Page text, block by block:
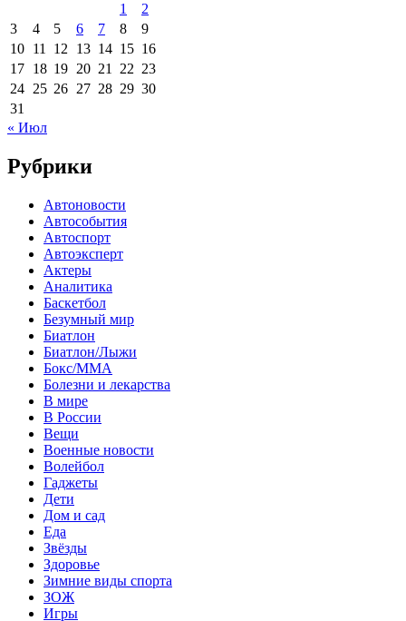
1
2
3
4 5 6 7 8
9
10 11 12 13 14 15 16
17 18 19 20 21 22 23
24 25 26 27 28 29 30
31
« Июл
Рубрики
Автоновости
Автособытия
Автоспорт
Автоэксперт
Актеры
Аналитика
Баскетбол
Безумный мир
Биатлон
Биатлон/Лыжи
Бокс/MMA
Болезни и лекарства
В мире
В России
Вещи
Военные новости
Волейбол
Гаджеты
Дети
Дом и сад
Еда
Звёзды
Здоровье
Зимние виды спорта
ЗОЖ
Игры